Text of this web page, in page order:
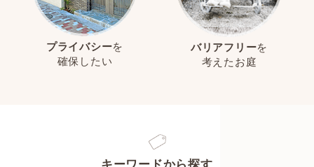
プライバシーを
確保したい
バリアフリーを
考えたお庭